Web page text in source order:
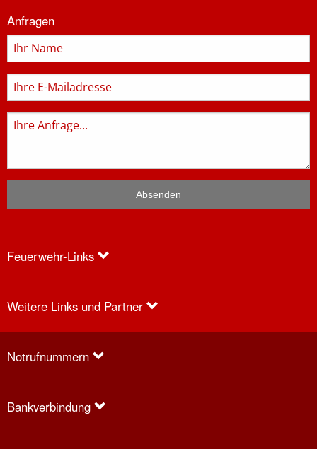
zur
Feuerwehr
Anfragen
Name
E-
Mail
Anfrage
Feuerwehr-Links
Weitere Links und Partner
Notrufnummern
Bankverbindung